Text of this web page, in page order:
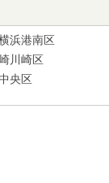
浜港南区
川崎区
央区